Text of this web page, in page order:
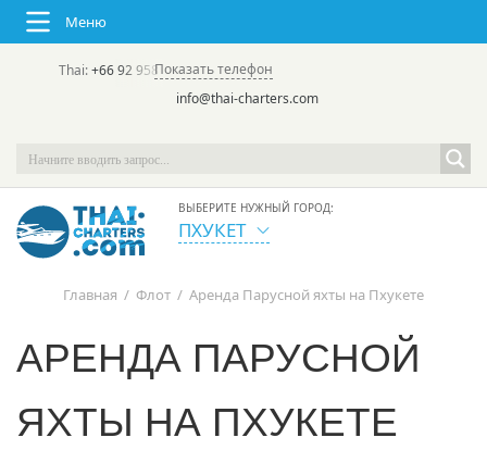
Меню
Thai:+66 92 958 8644(rus/eng) | в России:
Показать телефон
info@thai-charters.com
ВЫБЕРИТЕ НУЖНЫЙ ГОРОД:
ПХУКЕТ
Главная / Флот / Аренда Парусной яхты на Пхукете
АРЕНДА ПАРУСНОЙ
ЯХТЫ НА ПХУКЕТЕ